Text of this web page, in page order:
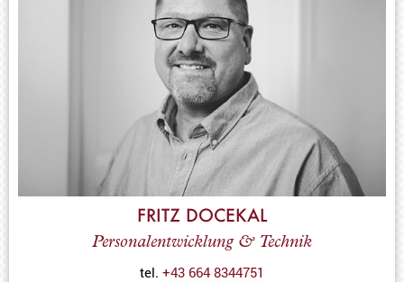
FRITZ DOCEKAL
Personalentwicklung & Technik
tel. +43 664 8344751